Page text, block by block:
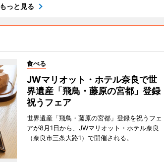
もっと見る
食べる
JWマリオット・ホテル奈良で世
界遺産「飛鳥・藤原の宮都」登録
祝うフェア
世界遺産「飛鳥・藤原の宮都」登録を祝うフェ
アが8月1日から、JWマリオット・ホテル奈良
（奈良市三条大路1）で開催される。